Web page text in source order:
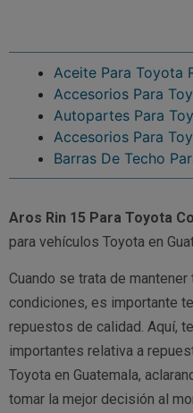
Aceite Para Toyota
Accesorios Para
Autopartes Para
Accesorios Para
Barras De Techo
Aros Rin 15 Para Toyota
para vehículos Toyota en
Cuando se trata de
condiciones, es importante
repuestos de calidad. Aquí,
importantes relativa a
Toyota en Guatemala,
tomar la mejor decisión al